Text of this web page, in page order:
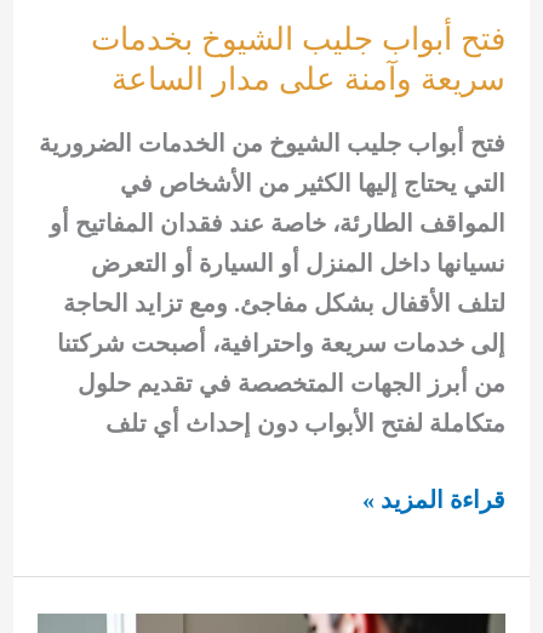
الساعة
فتح أبواب جليب الشيوخ بخدمات
سريعة وآمنة على مدار الساعة
فتح أبواب جليب الشيوخ من الخدمات الضرورية
التي يحتاج إليها الكثير من الأشخاص في
المواقف الطارئة، خاصة عند فقدان المفاتيح أو
نسيانها داخل المنزل أو السيارة أو التعرض
لتلف الأقفال بشكل مفاجئ. ومع تزايد الحاجة
إلى خدمات سريعة واحترافية، أصبحت شركتنا
من أبرز الجهات المتخصصة في تقديم حلول
متكاملة لفتح الأبواب دون إحداث أي تلف
فتح
جليب
الشيوخ
قراءة المزيد »